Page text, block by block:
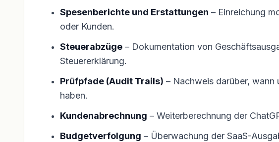
Spesenberichte und Erstattungen – Einreichung
oder Kunden.
Steuerabzüge – Dokumentation von
Steuererklärung.
Prüfpfade (Audit Trails) – Nachweis darüber,
haben.
Kundenabrechnung – Weiterberechnung der
Budgetverfolgung – Überwachung der SaaS-